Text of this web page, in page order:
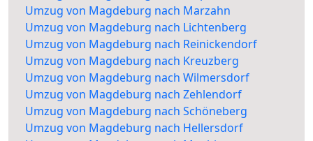
Umzug von Magdeburg nach Marzahn
Umzug von Magdeburg nach Lichtenberg
Umzug von Magdeburg nach Reinickendorf
Umzug von Magdeburg nach Kreuzberg
Umzug von Magdeburg nach Wilmersdorf
Umzug von Magdeburg nach Zehlendorf
Umzug von Magdeburg nach Schöneberg
Umzug von Magdeburg nach Hellersdorf